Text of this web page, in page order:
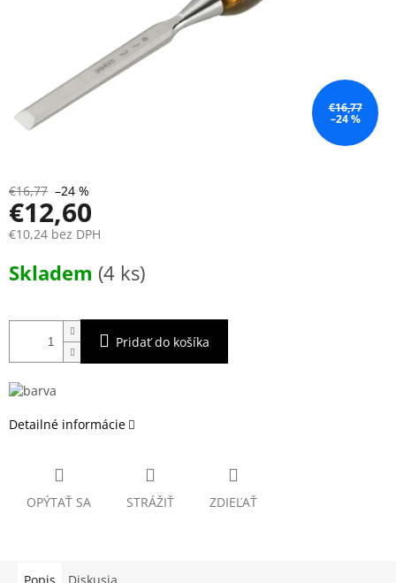
€16,77
–24 %
€16,77 –24 %
€12,60
€10,24 bez DPH
cena:
Skladem (4 ks)
Pridať do košíka
Detailné informácie
OPÝTAŤ SA STRÁŽIŤ ZDIEĽAŤ